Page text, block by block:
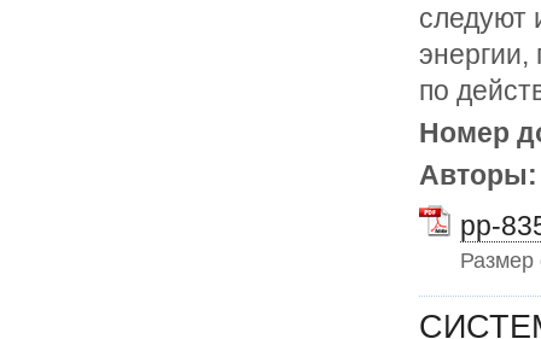
следуют
по
Номер
pp-